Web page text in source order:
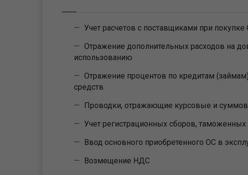
Учет расчетов с поставщиками при покупке
Отражение дополнительных расходов на
использованию
Отражение процентов по кредитам
средств
Проводки, отражающие курсовые и
Учет регистрационных сборов,
Ввод основного приобретенного ОС в
Возмещение НДС